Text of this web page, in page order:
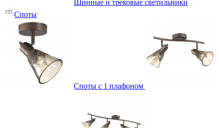
Шинные и трековые светильники
Споты
Споты с 1 плафоном